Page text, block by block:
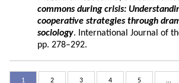
commons during crisis:
cooperative strategies through
sociology. International Journal of
pp. 278–292.
1 2 3 4 5 ...